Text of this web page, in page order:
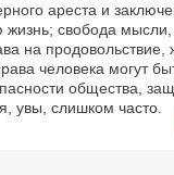
ареста и
свобода
на
человека могут
общества,
увы, слишком часто.